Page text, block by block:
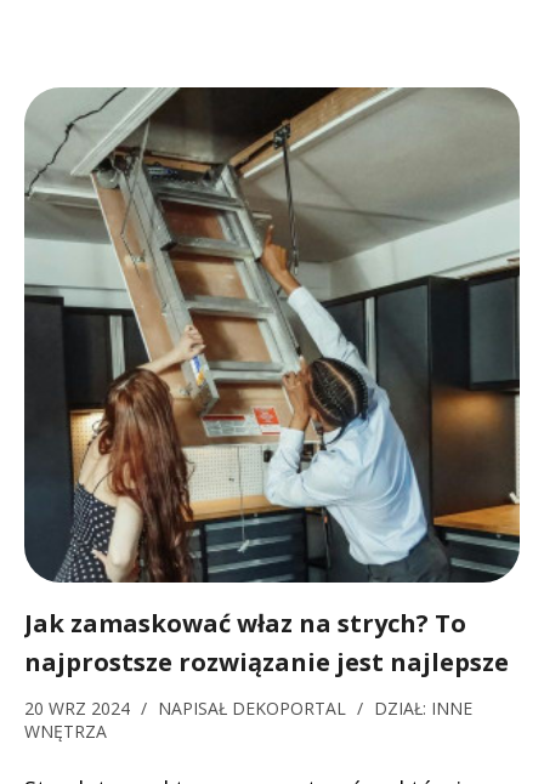
Jak zamaskować właz na strych? To
najprostsze rozwiązanie jest najlepsze
20 WRZ 2024 / NAPISAŁ DEKOPORTAL / DZIAŁ: INNE
WNĘTRZA